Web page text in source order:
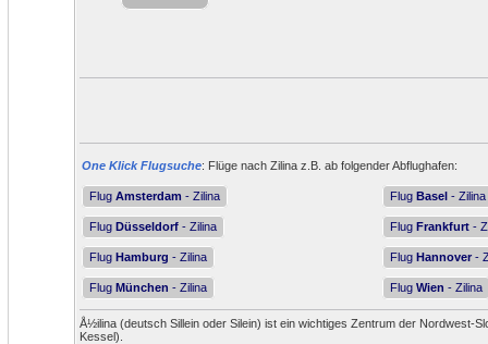
One Klick Flugsuche: Flüge nach Zilina z.B. ab folgender Abflughafen:
Flug Amsterdam - Zilina Flug Basel - Zilina
Flug Düsseldorf - Zilina Flug Frankfurt -
Flug Hamburg - Zilina Flug Hannover -
Flug München - Zilina Flug Wien - Zilina
Å½ilina (deutsch Sillein oder Silein) ist ein wichtiges Zentrum der Nordwest-
Kessel).